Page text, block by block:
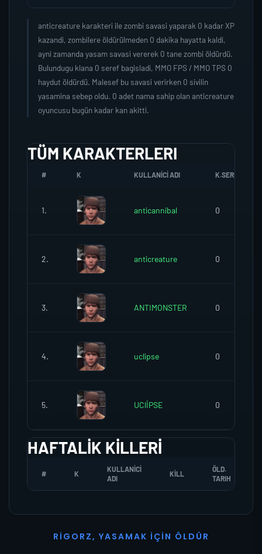
anticreature karakteri ile zombi savasi yaparak 0 kadar XP
kazandi, zombilere öldürülmeden 0 dakika hayatta kaldi,
ayni zamanda yasam savasi vererek 0 tane zombi öldürdü.
Bulundugu klana 0 seref bagisladi, MMO FPS / MMO TPS 0
haydut öldürdü. Malesef bu savasi verirken 0 sivilin
yasamina sebep oldu. 0 adet nama sahip olan anticreature
oyuncusu bugün kadar kan akitti.
TÜM KARAKTERLERI
# K KULLANICI ADI K.SEREFI
1. anticannibal 0
2. anticreature 0
3. ANTIMONSTER 0
4. uclipse 0
5. UClİPSE 0
HAFTALIK KILLERI
# K
KULLANICI
ADI
KILL
ÖLD.
TARIH
R I G O R Z, YASAMAK İ ÇI N Ö L D Ü R